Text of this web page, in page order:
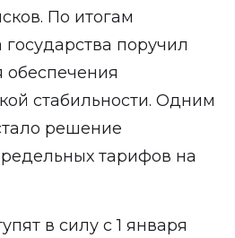
По итогам
поручил
стабильности. Одним
решение
тарифов на
в силу с 1 января